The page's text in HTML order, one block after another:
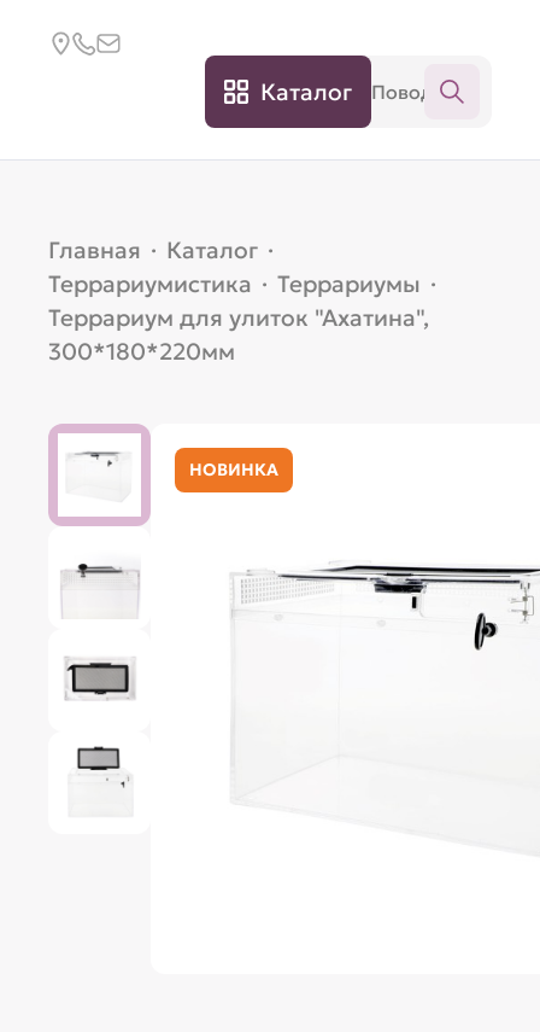
Каталог
Главная · Каталог ·
Террариумистика · Террариумы ·
Террариум для улиток "Ахатина",
300*180*220мм
НОВИНКА